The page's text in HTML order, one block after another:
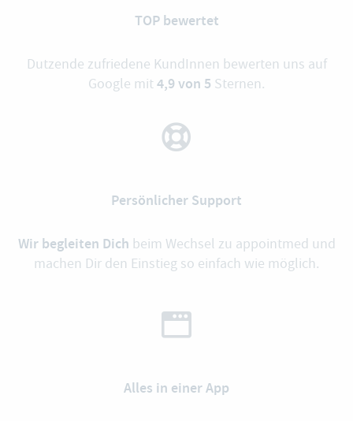
TOP bewertet
Dutzende zufriedene KundInnen bewerten uns auf
Google mit4,9 von 5 Sternen.
Persönlicher Support
Wir begleiten Dich beim Wechsel zu appointmed und
machen Dir den Einstieg so einfach wie möglich.
Alles in einer App